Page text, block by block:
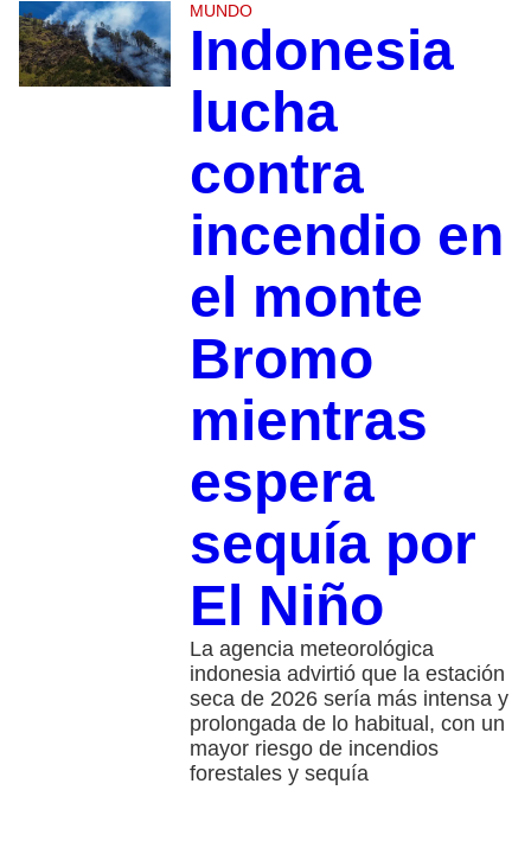
MUNDO
Indonesia
lucha
contra
incendio en
el monte
Bromo
mientras
espera
sequía por
El Niño
La agencia meteorológica
indonesia advirtió que la estación
seca de 2026 sería más intensa y
prolongada de lo habitual, con un
mayor riesgo de incendios
forestales y sequía